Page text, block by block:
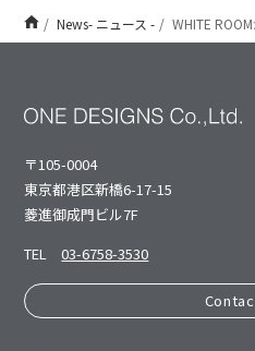
News- ニュース - WHITE
〒105-0004
東京都港区新橋6-17-15
菱進御成⾨ビル7F
TEL
03-6758-3530